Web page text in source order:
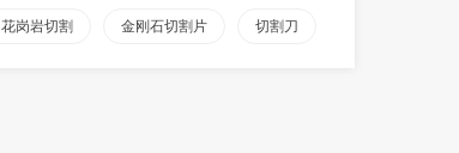
花岗岩切割 金刚石切割片 切割刀